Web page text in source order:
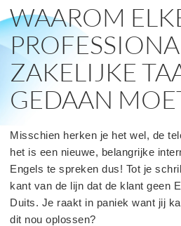
WAAROM
ZAKELIJKE
GEDAAN
Misschien herken je het wel, de
het is een nieuwe, belangrijke
Engels te spreken dus! Tot je
kant van de lijn dat de klant geen
Duits. Je raakt in paniek want jij
dit nou oplossen?